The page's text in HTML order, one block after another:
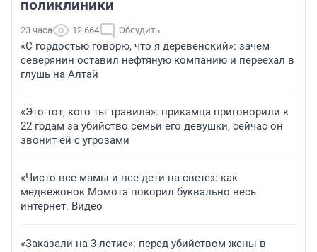
поликлиники
23 часа 12 664 Обсудить
«С гордостью говорю, что я деревенский»: зачем
северянин оставил нефтяную компанию и переехал в
глушь на Алтай
«Это тот, кого ты травила»: прикамца приговорили к
22 годам за убийство семьи его девушки, сейчас он
звонит ей с угрозами
«Чисто все мамы и все дети на свете»: как
медвежонок Момота покорил буквально весь
интернет. Видео
«Заказали на 3-летие»: перед убийством жены в